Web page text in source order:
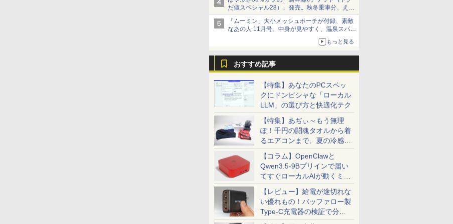
だ値スペシャル28）」発売。秋冬乗車分、えき
ねっと限定
「ムーミン」大小メッシュポーチが付録、素敵
なあの人 11月号。中身が見やすく、温泉スパに
もっと見る
おすすめ記事
【特集】あなたのPCスペッ
クにドンピシャな「ローカル
LLM」の選び方と快適化テク
【特集】あぢぃ～もう無理
ぽ！千円の闘魂タオルから着
るエアコンまで、夏の冷感グ
ッズ一挙紹介
【コラム】OpenClawと
Qwen3.5-9Bプリインで届い
てすぐローカルAIが動くミニ
PC「SER9 Pro」
【レビュー】給電が途切れな
い優れもの！バッファロー製
Type-C充電器の検証で分か
ったこと